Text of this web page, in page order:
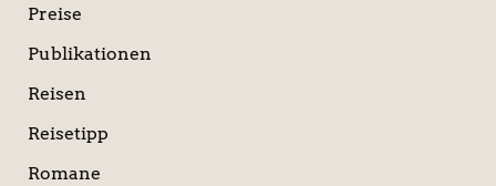
Preise
Publikationen
Reisen
Reisetipp
Romane